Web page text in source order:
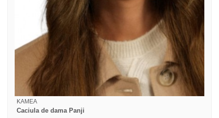
KAMEA
Caciula de dama Panji